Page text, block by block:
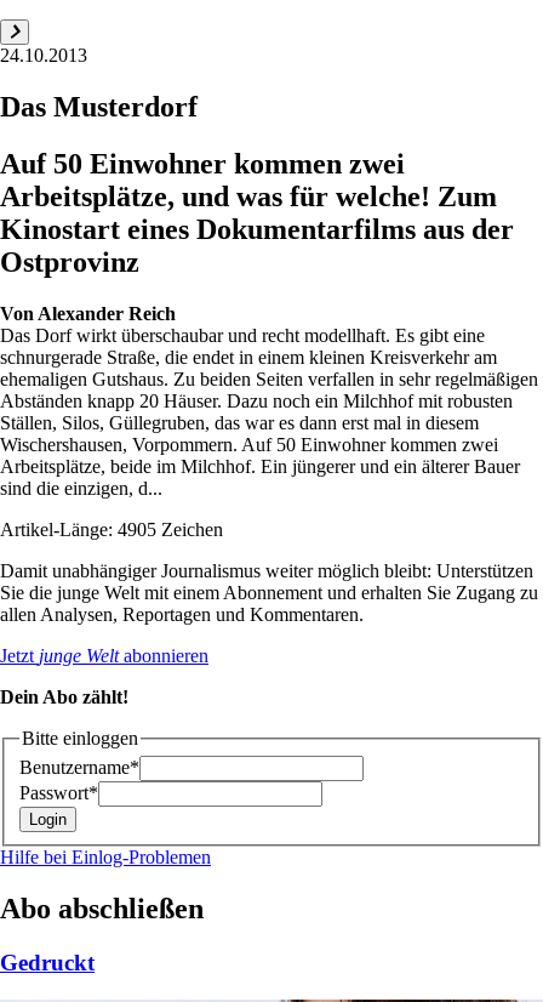
24.10.2013
Das Musterdorf
Auf 50 Einwohner kommen zwei
Arbeitsplätze, und was für welche! Zum
Kinostart eines Dokumentarfilms aus der
Ostprovinz
Von Alexander Reich
Das Dorf wirkt überschaubar und recht modellhaft. Es gibt eine
schnurgerade Straße, die endet in einem kleinen Kreisverkehr am
ehemaligen Gutshaus. Zu beiden Seiten verfallen in sehr regelmäßigen
Abständen knapp 20 Häuser. Dazu noch ein Milchhof mit robusten
Ställen, Silos, Güllegruben, das war es dann erst mal in diesem
Wischershausen, Vorpommern. Auf 50 Einwohner kommen zwei
Arbeitsplätze, beide im Milchhof. Ein jüngerer und ein älterer Bauer
sind die einzigen, d...
Artikel-Länge: 4905 Zeichen
Damit unabhängiger Journalismus weiter möglich bleibt: Unterstützen
Sie die junge Welt mit einem Abonnement und erhalten Sie Zugang zu
allen Analysen, Reportagen und Kommentaren.
Jetzt junge Weltabonnieren
Dein Abo zählt!
Bitte einloggen
Benutzername*
Passwort*
Hilfe bei Einlog-Problemen
Abo abschließen
Gedruckt